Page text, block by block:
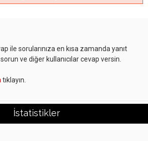
ile sorularınıza en kısa zamanda yanıt
ve diğer kullanıcılar cevap versin.
tıklayın.
İstatistikler